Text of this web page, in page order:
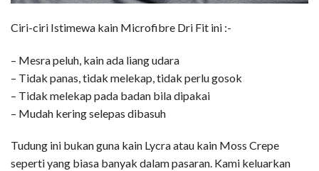
Ciri-ciri Istimewa kain Microfibre Dri Fit ini :-
– Mesra peluh, kain ada liang udara
– Tidak panas, tidak melekap, tidak perlu gosok
– Tidak melekap pada badan bila dipakai
– Mudah kering selepas dibasuh
Tudung ini bukan guna kain Lycra atau kain Moss Crepe
seperti yang biasa banyak dalam pasaran. Kami keluarkan